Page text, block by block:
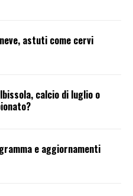
astuti come cervi
calcio di luglio o
e aggiornamenti